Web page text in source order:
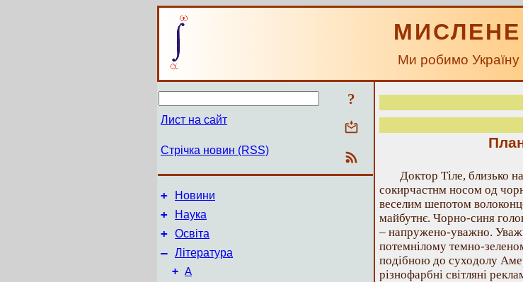
Ми робимо Україну
?
Лист на сайт
Стрічка новин (RSS)
+ Новини
+ Наука
+ Освіта
– Література
+ А
Доктор Тіле, близько
сокирчастнм носом од
веселим шепотом
майбутнє. Чорно-синя
– напружено-уважно.
потемнілому темно-
подібною до суходолу
різнофарбні світляні